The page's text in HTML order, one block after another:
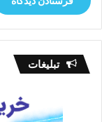
تبلیغات